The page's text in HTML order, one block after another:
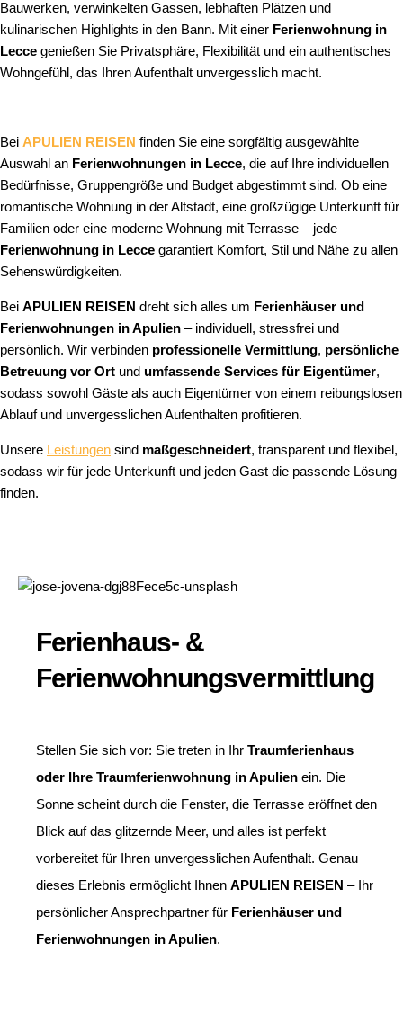
Bauwerken, verwinkelten Gassen, lebhaften Plätzen und
kulinarischen Highlights in den Bann. Mit einer Ferienwohnung in
Lecce genießen Sie Privatsphäre, Flexibilität und ein authentisches
Wohngefühl, das Ihren Aufenthalt unvergesslich macht.
Bei APULIEN REISEN finden Sie eine sorgfältig ausgewählte
Auswahl an Ferienwohnungen in Lecce, die auf Ihre individuellen
Bedürfnisse, Gruppengröße und Budget abgestimmt sind. Ob eine
romantische Wohnung in der Altstadt, eine großzügige Unterkunft für
Familien oder eine moderne Wohnung mit Terrasse – jede
Ferienwohnung in Lecce garantiert Komfort, Stil und Nähe zu allen
Sehenswürdigkeiten.
Bei APULIEN REISEN dreht sich alles um Ferienhäuser und
Ferienwohnungen in Apulien – individuell, stressfrei und
persönlich. Wir verbinden professionelle Vermittlung, persönliche
Betreuung vor Ort und umfassende Services für Eigentümer,
sodass sowohl Gäste als auch Eigentümer von einem reibungslosen
Ablauf und unvergesslichen Aufenthalten profitieren.
Unsere Leistungen sind maßgeschneidert, transparent und flexibel,
sodass wir für jede Unterkunft und jeden Gast die passende Lösung
finden.
Ferienhaus- &
Ferienwohnungsvermittlung
Stellen Sie sich vor: Sie treten in Ihr Traumferienhaus
oder Ihre Traumferienwohnung in Apulien ein. Die
Sonne scheint durch die Fenster, die Terrasse eröffnet den
Blick auf das glitzernde Meer, und alles ist perfekt
vorbereitet für Ihren unvergesslichen Aufenthalt. Genau
dieses Erlebnis ermöglicht Ihnen APULIEN REISEN – Ihr
persönlicher Ansprechpartner für Ferienhäuser und
Ferienwohnungen in Apulien.